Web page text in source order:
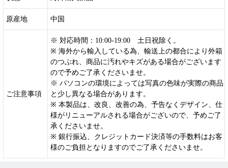
原産地 中国
ご注意事項
※ 対応時間：10:00-19:00 土日祝除く。
※ 海外から輸入している為、輸送上の都合により外箱
のつぶれ、商品に汚れやキズがある場合がございます
ので予めご了承くださいませ。
※ パソコンの環境によっては写真の色味が実際の商品
と少し異なる場合があります。
※ 本製品は、改良、改善の為、予告なくデザイン、仕
様がリニューアルされる場合がございので、予めご了
承くださいませ。
※ 銀行振込、クレジットカード決済等の手数料はお客
様のご負担となりますのでご了承くださいませ。